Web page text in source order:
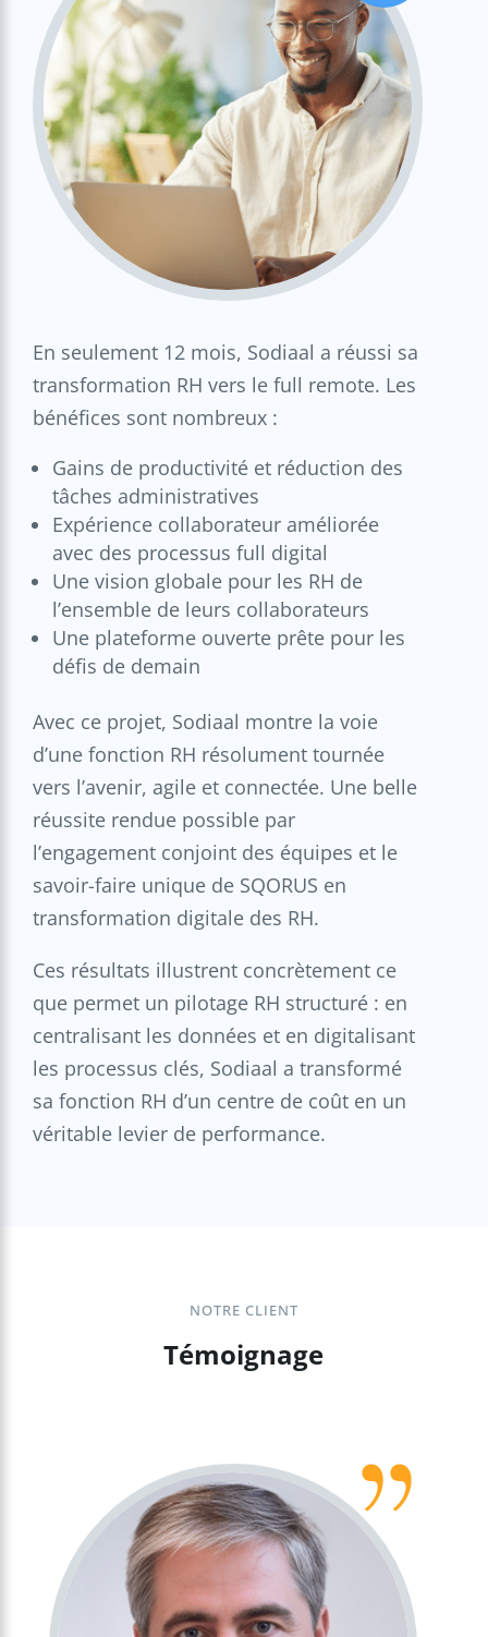
En seulement 12 mois, Sodiaal a réussi sa
transformation RH vers le full remote. Les
bénéfices sont nombreux :
Gains de productivité et réduction des
tâches administratives
Expérience collaborateur améliorée
avec des processus full digital
Une vision globale pour les RH de
l’ensemble de leurs collaborateurs
Une plateforme ouverte prête pour les
défis de demain
Avec ce projet, Sodiaal montre la voie
d’une fonction RH résolument tournée
vers l’avenir, agile et connectée. Une belle
réussite rendue possible par
l’engagement conjoint des équipes et le
savoir-faire unique de SQORUS en
transformation digitale des RH.
Ces résultats illustrent concrètement ce
que permet un pilotage RH structuré : en
centralisant les données et en digitalisant
les processus clés, Sodiaal a transformé
sa fonction RH d’un centre de coût en un
véritable levier de performance.
NOTRE CLIENT
Témoignage